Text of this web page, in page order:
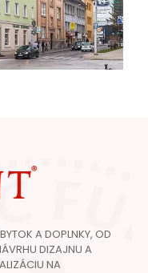
A DOPLNKY, OD
DIZAJNU A
NA